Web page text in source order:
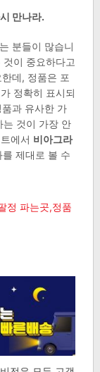
만나라.
분들이 많습니
이 중요하다고
데, 정품은 포
정확히 표시되
품과 유사한 가
는 것이 가장 안
에서 비아그라
제대로 볼 수
정 파는곳,정품